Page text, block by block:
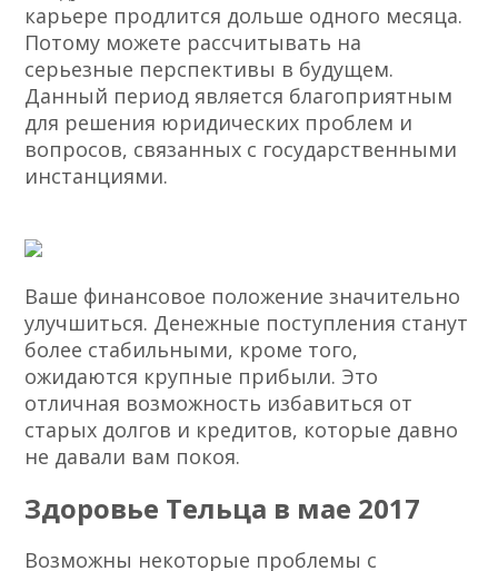
карьере продлится дольше одного месяца.
Потому можете рассчитывать на
серьезные перспективы в будущем.
Данный период является благоприятным
для решения юридических проблем и
вопросов, связанных с государственными
инстанциями.
Ваше финансовое положение значительно
улучшиться. Денежные поступления станут
более стабильными, кроме того,
ожидаются крупные прибыли. Это
отличная возможность избавиться от
старых долгов и кредитов, которые давно
не давали вам покоя.
Здоровье Тельца в мае 2017
Возможны некоторые проблемы с